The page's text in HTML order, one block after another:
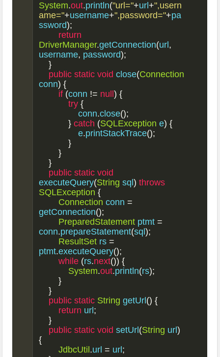
System.out.println("url="+url+",usern
ame="+username+",password="+pa
ssword);
return
DriverManager.getConnection(url ,
username, password);
}
public static void close(Connection
conn) {
if (conn != null) {
try {
                conn
.close();
} catch (SQLException e) {
                e
.printStackTrace();
}
}
}
public static void
executeQuery(String sql) throws
SQLException {
Connection conn =
getConnection();
PreparedStatement ptmt =
conn.prepareStatement(sql);
ResultSet rs =
ptmt.executeQuery();
while (rs.next()) {
System.out.println(rs);
}
}
public static String getUrl () {
return url ;
}
public static void setUrl (String url)
{
JdbcUtil .url = url ;